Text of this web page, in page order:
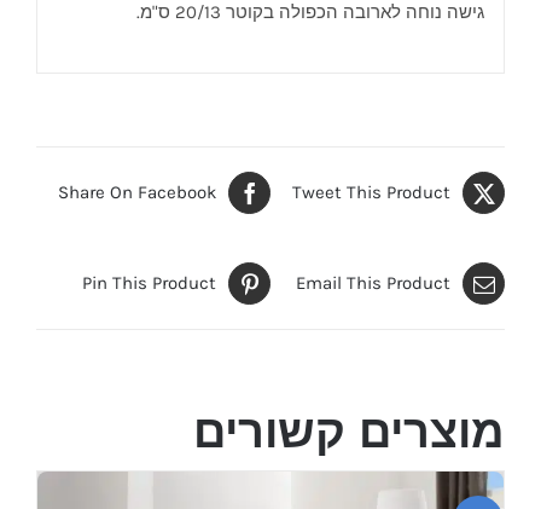
גישה נוחה לארובה הכפולה בקוטר 20/13 ס"מ.
Share On Facebook Tweet This Product
Pin This Product Email This Product
מוצרים קשורים